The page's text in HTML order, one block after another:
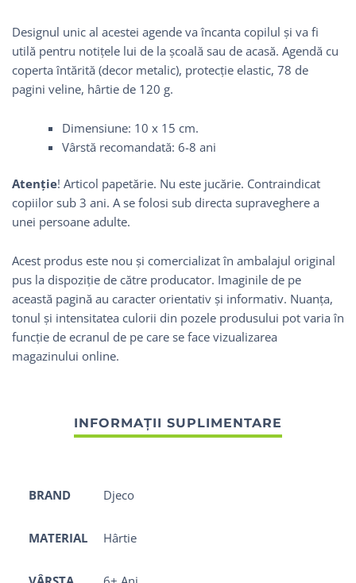
Designul unic al acestei agende va încanta copilul și va fi
utilă pentru notițele lui de la școală sau de acasă. Agendă cu
coperta întărită (decor metalic), protecție elastic, 78 de
pagini veline, hârtie de 120 g.
Dimensiune: 10 x 15 cm.
Vârstă recomandată: 6-8 ani
Atenție! Articol papetărie. Nu este jucărie. Contraindicat
copiilor sub 3 ani. A se folosi sub directa supraveghere a
unei persoane adulte.
Acest produs este nou și comercializat în ambalajul original
pus la dispoziție de către producator. Imaginile de pe
această pagină au caracter orientativ și informativ. Nuanța,
tonul și intensitatea culorii din pozele produsului pot varia în
funcție de ecranul de pe care se face vizualizarea
magazinului online.
BRAND Djeco
MATERIAL Hârtie